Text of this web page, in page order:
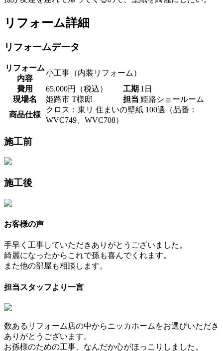
リフォーム詳細
リフォームデータ
リフォーム
内容
小工事（内装リフォーム）
費用
65,000円（税込） 工期 1日
現場名
姫路市 T様邸 担当 姫路ショールーム
商品仕様
クロス：東リ 住まいの壁紙 100選（品番：
WVC749、WVC708）
施工前
施工後
お客様の声
手早く工事していただきありがとうございました。
綺麗になったからこれで孫も喜んでくれます。
また他の部屋も相談します。
担当スタッフより一言
数あるリフォーム店の中からニッカホームをお選びいただき
ありがとうございます。
お孫様のための工事、なんだか心がほっこりしました。